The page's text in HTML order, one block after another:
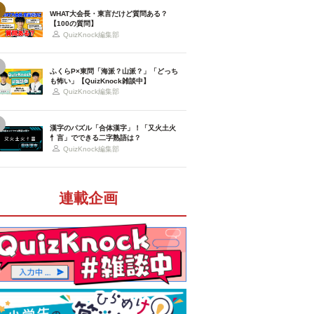
WHAT大会長・東言だけど質問ある？
【100の質問】
QuizKnock編集部
ふくらP×東問「海派？山派？」「どっち
も怖い」【QuizKnock雑談中】
QuizKnock編集部
漢字のパズル「合体漢字」！「又火土火
忄言」でできる二字熟語は？
QuizKnock編集部
連載企画